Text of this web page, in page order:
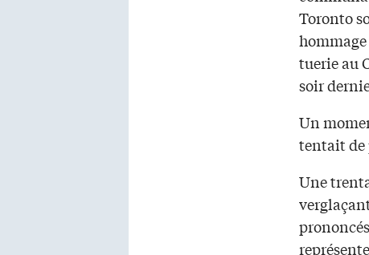
Toronto
tuerie au
soir
Un
tentait de
Une